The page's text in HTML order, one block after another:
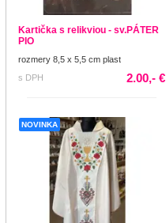
Kartička s relikviou - sv.PÁTER
PIO
rozmery 8,5 x 5,5 cm plast
s DPH
2.00,- €
NOVINKA